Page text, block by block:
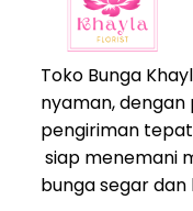
Toko Bunga
nyaman,
pengiriman
siap menemani
bunga segar